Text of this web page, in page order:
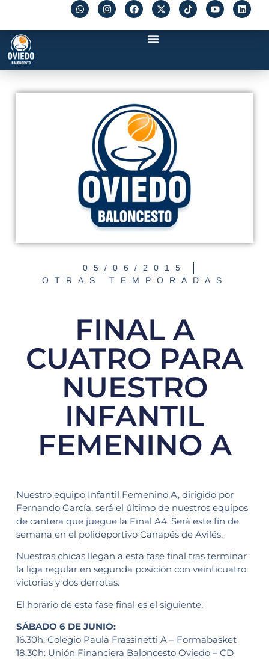
05/06/2015
OTRAS TEMPORADAS
FINAL A
CUATRO PARA
NUESTRO
INFANTIL
FEMENINO A
Nuestro equipo Infantil Femenino A, dirigido por
Fernando García, será el último de nuestros equipos
de cantera que juegue la Final A4. Será este fin de
semana en el polideportivo Canapés de Avilés.
Nuestras chicas llegan a esta fase final tras terminar
la liga regular en segunda posición con veinticuatro
victorias y dos derrotas.
El horario de esta fase final es el siguiente:
SÁBADO 6 DE JUNIO:
16.30h: Colegio Paula Frassinetti A – Formabasket
18.30h: Unión Financiera Baloncesto Oviedo – CD